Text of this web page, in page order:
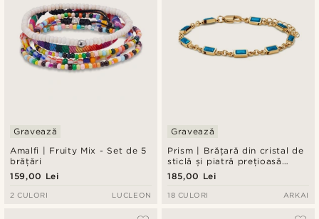
Amalfi | Fruity Mix - Set de 5
brățări
Gravează
159,00 Lei
2 CULORI LUCLEON
Prism | Brățară din cristal de
sticlă și piatră prețioasă
albastră, în ton auriu
Gravează
185,00 Lei
18 CULORI ARKAI